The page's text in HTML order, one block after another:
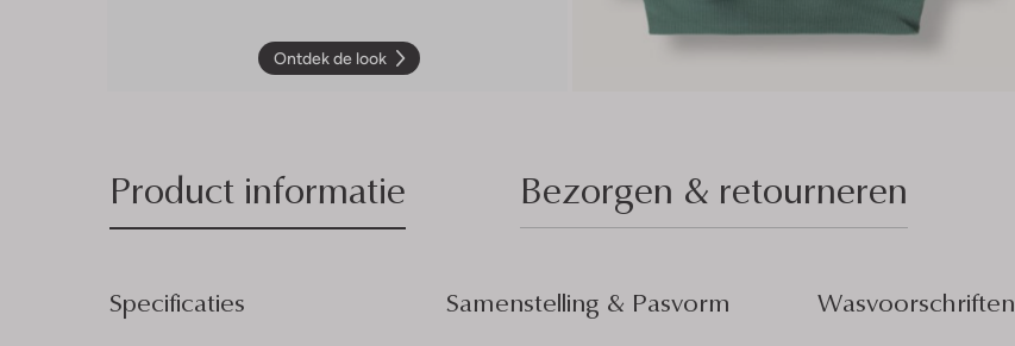
Ontdek de look
Product informatie Bezorgen & retourneren
Specificaties Samenstelling & Pasvorm Wasvoorschriften